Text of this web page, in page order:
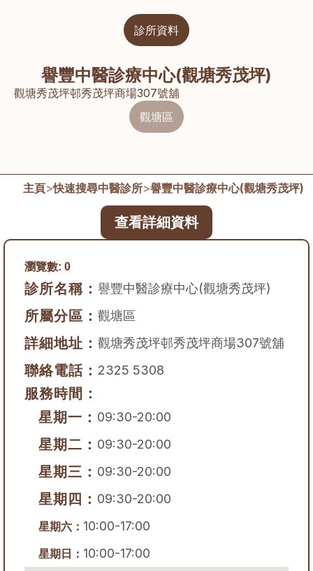
診所資料
譽豐中醫診療中心(觀塘秀茂坪)
觀塘秀茂坪邨秀茂坪商場307號舖
觀塘區
查看詳細資料
瀏覽數: 0
診所名稱： 譽豐中醫診療中心(觀塘秀茂坪)
所屬分區： 觀塘區
詳細地址： 觀塘秀茂坪邨秀茂坪商場307號舖
聯絡電話： 2325 5308
服務時間：
星期一： 09:30-20:00
星期二： 09:30-20:00
星期三： 09:30-20:00
星期四： 09:30-20:00
星期六： 10:00-17:00
星期日： 10:00-17:00
主頁>快速搜尋中醫診所>譽豐中醫診療中心(觀塘秀茂坪)